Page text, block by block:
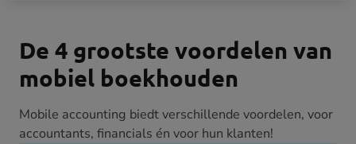
De 4 grootste voordelen van
mobiel boekhouden
Mobile accounting biedt verschillende voordelen, voor
accountants, financials én voor hun klanten!